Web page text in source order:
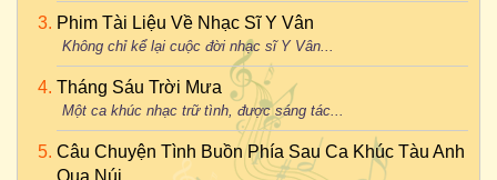
Phim Tài Liệu Về Nhạc Sĩ Y Vân
Không chỉ kể lại cuộc đời nhạc sĩ Y Vân...
Tháng Sáu Trời Mưa
Một ca khúc nhạc trữ tình, được sáng tác...
Câu Chuyện Tình Buồn Phía Sau Ca Khúc Tàu Anh
Qua Núi